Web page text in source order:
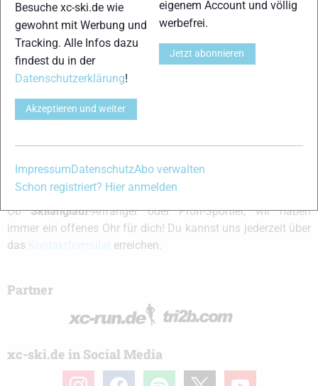
bedeckt. 7:00Uhr
Jens
xc-ski.de ist DAS deutschsprachige Portal mit aktuellen
Kombination, einer Loipendatenbank,Langlauf-Community
wissen solltest.
ObSkilanglauf-Anfänger oder Profi-Sportler, wir haben
immer ein offenes Ohr für dich! Du kannst uns jederzeit über
das
erreichen.
Partner
xc-ski.de in Social Media
instagramfacebook spotify youtube
Besuche xc-ski.de wie
gewohnt mit Werbung und
Tracking. Alle Infos dazu
findest du in der
Datenschutzerklärung!
Akzeptieren und weiter
eigenem Account und völlig
werbefrei.
Jetzt abonnieren
Impressum DatenschutzAbo verwalten
Schon registriert? Hier anmelden